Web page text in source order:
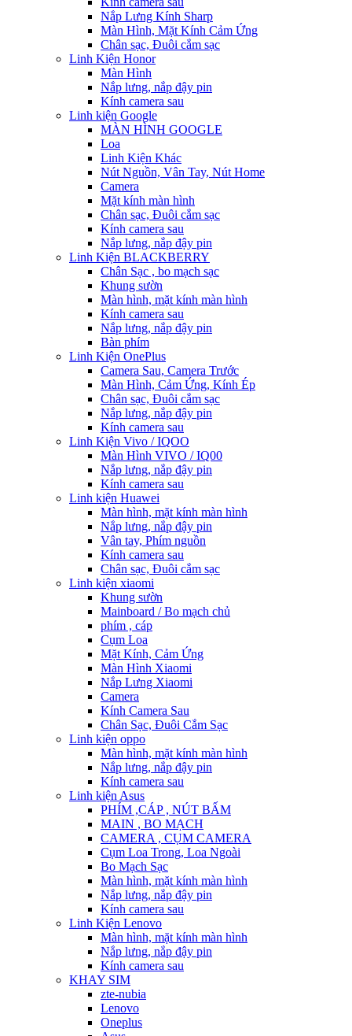
Nắp Lưng Kính Sharp
Màn Hình, Mặt Kính Cảm Ứng
Chân sạc, Đuôi cắm sạc
Linh Kiện Honor
Màn Hình
Nắp lưng, nắp đậy pin
Kính camera sau
Linh kiện Google
MÀN HÌNH GOOGLE
Loa
Linh Kiện Khác
Nút Nguồn, Vân Tay, Nút Home
Camera
Mặt kính màn hình
Chân sạc, Đuôi cắm sạc
Kính camera sau
Nắp lưng, nắp đậy pin
Linh Kiện BLACKBERRY
Chân Sạc , bo mạch sạc
Khung sườn
Màn hình, mặt kính màn hình
Kính camera sau
Nắp lưng, nắp đậy pin
Bàn phím
Linh Kiện OnePlus
Camera Sau, Camera Trước
Màn Hình, Cảm Ứng, Kính Ép
Chân sạc, Đuôi cắm sạc
Nắp lưng, nắp đậy pin
Kính camera sau
Linh Kiện Vivo / IQOO
Màn Hình VIVO / IQ00
Nắp lưng, nắp đậy pin
Kính camera sau
Linh kiện Huawei
Màn hình, mặt kính màn hình
Nắp lưng, nắp đậy pin
Vân tay, Phím nguồn
Kính camera sau
Chân sạc, Đuôi cắm sạc
Linh kiện xiaomi
Khung sườn
Mainboard / Bo mạch chủ
phím , cáp
Cụm Loa
Mặt Kính, Cảm Ứng
Màn Hình Xiaomi
Nắp Lưng Xiaomi
Camera
Kính Camera Sau
Chân Sạc, Đuôi Cắm Sạc
Linh kiện oppo
Màn hình, mặt kính màn hình
Nắp lưng, nắp đậy pin
Kính camera sau
Linh kiện Asus
PHÍM ,CÁP , NÚT BẤM
MAIN , BO MẠCH
CAMERA , CỤM CAMERA
Cụm Loa Trong, Loa Ngoài
Bo Mạch Sạc
Màn hình, mặt kính màn hình
Nắp lưng, nắp đậy pin
Kính camera sau
Linh Kiện Lenovo
Màn hình, mặt kính màn hình
Nắp lưng, nắp đậy pin
Kính camera sau
KHAY SIM
zte-nubia
Lenovo
Oneplus